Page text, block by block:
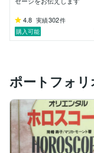
ご縁をお待ちし
4.8 実績302件
購入可能
ポートフォリ